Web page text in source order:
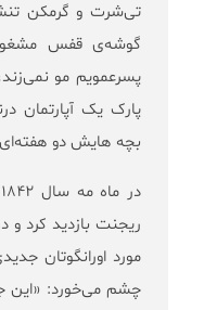
تی‌شرت و گرمكن
گوشه‌ی قفس
پسرعمویم مو
پارک یک آپارتمان
بچه هایش دو
ریجنت بازدید کرد و
مورد اورانگوتان
چشم می‌خورد: «این